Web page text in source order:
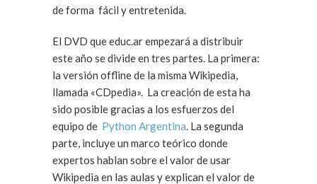
de forma fácil y entretenida.
El DVD que educ.ar empezará a distribuir
este año se divide en tres partes. La primera:
la versión offline de la misma Wikipedia,
llamada «CDpedia». La creación de esta ha
sido posible gracias a los esfuerzos del
equipo de Python Argentina. La segunda
parte, incluye un marco teórico donde
expertos hablan sobre el valor de usar
Wikipedia en las aulas y explican el valor de